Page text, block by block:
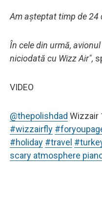
Am așteptat timp de 24
În cele din urmă,
niciodată cu Wizz Air",
VIDEO
@thepolishdad Wizzair
#wizzairfly
#holiday #travel
scary atmosphere